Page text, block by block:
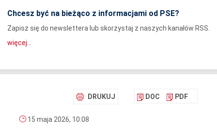
Chcesz być na bieżąco z informacjami od PSE?
Zapisz się do newslettera lub skorzystaj z naszych kanałów RSS.
więcej...
DRUKUJ DOC PDF
15 maja 2026, 10:08